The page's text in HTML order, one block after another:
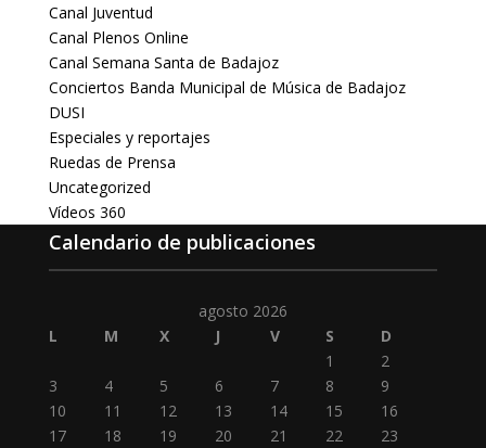
Canal Juventud
Canal Plenos Online
Canal Semana Santa de Badajoz
Conciertos Banda Municipal de Música de Badajoz
DUSI
Especiales y reportajes
Ruedas de Prensa
Uncategorized
Vídeos 360
Calendario de publicaciones
agosto 2026
L
M X J V S
D
1
2
3
4 5 6 7 8
9
10
11 12 13 14 15
16
17
18 19 20 21 22
23